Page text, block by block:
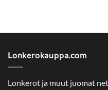
Lonkerokauppa.com
Lonkerot ja muut juomat